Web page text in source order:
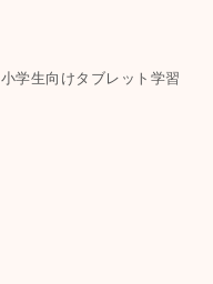
小学生向けタブレット学習